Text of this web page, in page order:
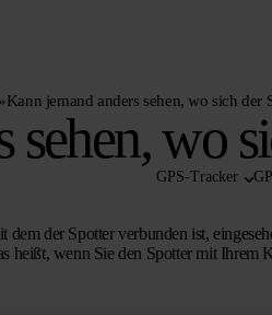
GPS-Tracker
»Kann jemand anders sehen, wo sich der
wo
der Spotter verbunden ist,
heißt, wenn Sie den Spotter mit Ihrem